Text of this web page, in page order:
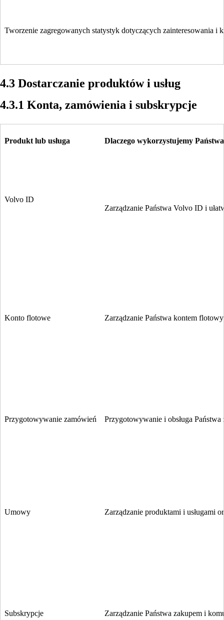
Tworzenie zagregowanych statystyk dotyczących zainteresowania
4.3 Dostarczanie produktów i usług
4.3.1 Konta, zamówienia i subskrypcje
Produkt lub usługa Dlaczego wykorzystujemy
Volvo ID
Zarządzanie Państwa Volvo ID i
Konto flotowe Zarządzanie Państwa kontem
Przygotowywanie zamówień Przygotowywanie i obsługa Państwa
Umowy Zarządzanie produktami i usługami
Subskrypcje Zarządzanie Państwa zakupem i